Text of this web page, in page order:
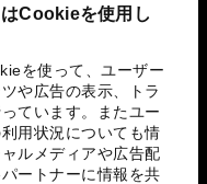
Cookieを使用し
を使って、ユーザー
や広告の表示、トラ
ています。またユー
用状況についても情
ルメディアや広告配
ートナーに情報を共